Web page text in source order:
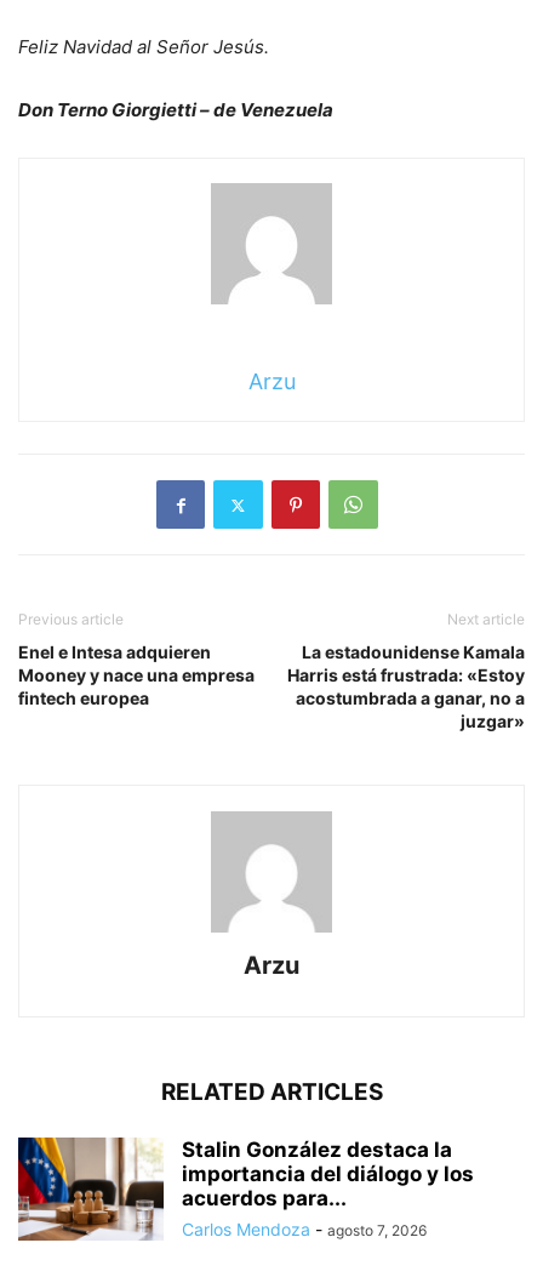
Feliz Navidad al Señor Jesús.
Don Terno Giorgietti – de Venezuela
Arzu
Previous article
Enel e Intesa adquieren
Mooney y nace una empresa
fintech europea
Next article
La estadounidense Kamala
Harris está frustrada: «Estoy
acostumbrada a ganar, no a
juzgar»
Arzu
RELATED ARTICLES
Stalin González destaca la
importancia del diálogo y los
acuerdos para...
Carlos Mendoza - agosto 7, 2026